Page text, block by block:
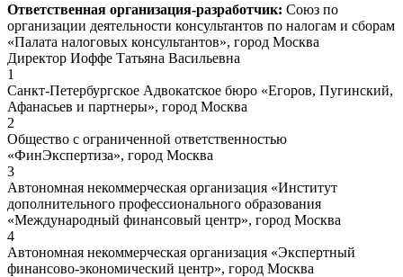
Ответственная организация-разработчик: Союз по
организации деятельности консультантов по налогам и сборам
«Палата налоговых консультантов», город Москва
Директор Иоффе Татьяна Васильевна
1
Санкт-Петербургское Адвокатское бюро «Егоров, Пугинский,
Афанасьев и партнеры», город Москва
2
Общество с ограниченной ответственностью
«ФинЭкспертиза», город Москва
3
Автономная некоммерческая организация «Институт
дополнительного профессионального образования
«Международный финансовый центр», город Москва
4
Автономная некоммерческая организация «Экспертный
финансово-экономический центр», город Москва